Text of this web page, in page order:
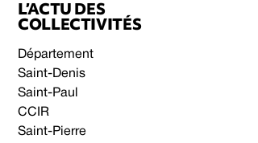
L’ACTU DES
COLLECTIVITÉS
Département
Saint-Denis
Saint-Paul
CCIR
Saint-Pierre